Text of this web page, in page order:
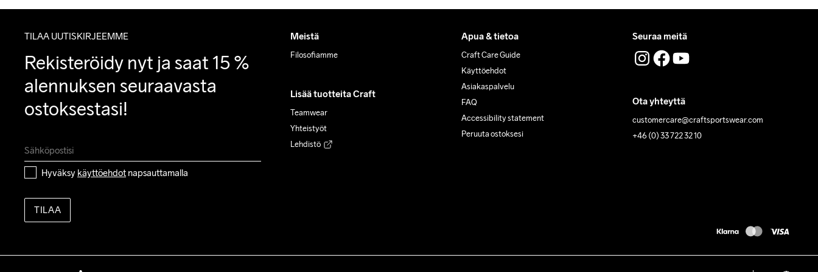
TILAA UUTISKIRJEEMME
Rekisteröidy nyt ja saat 15 %
alennuksen seuraavasta
ostoksestasi!
Hyväksy käyttöehdot napsauttamalla
TILAA
Meistä
Filosofiamme
Lisää tuotteita Craft
Teamwear
Yhteistyöt
Lehdistö
Apua & tietoa
Craft Care Guide
Käyttöehdot
Asiakaspalvelu
FAQ
Accessibility statement
Peruuta ostoksesi
Seuraa meitä
Ota yhteyttä
customercare@craftsportswear.com
+46 (0) 33 722 32 10